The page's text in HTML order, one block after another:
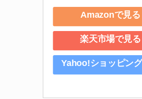
Amazonで見る
楽天市場で見る
Yahoo!ショッピン